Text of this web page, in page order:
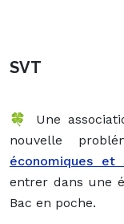
SVT
🍀 Une
nouvelle
économiques et
entrer dans une
Bac en poche.